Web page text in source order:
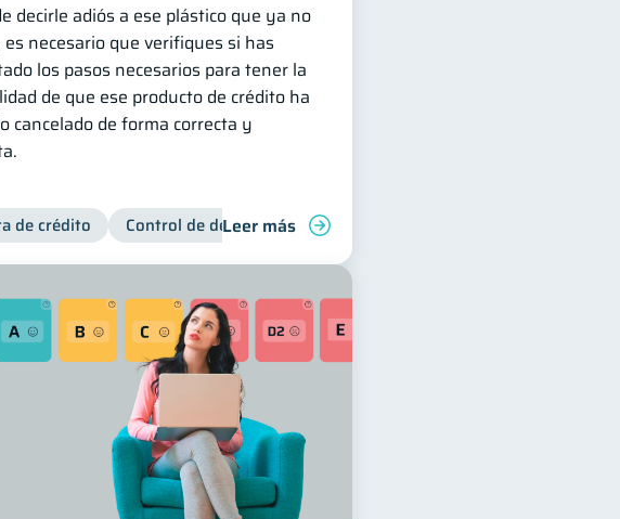
decirle adiós a ese plástico que ya no
es necesario que verifiques si has
los pasos necesarios para tener la
de que ese producto de crédito ha
cancelado de forma correcta y
de crédito Control de deudasLeer más